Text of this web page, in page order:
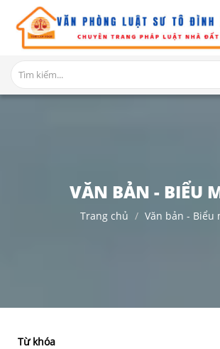
GIỚI
THIỆU
DỊCH
TỤC
ĐẤT
VĂN BẢN - BIỂU
Trang chủ Văn bản - Biểu
Từ khóa